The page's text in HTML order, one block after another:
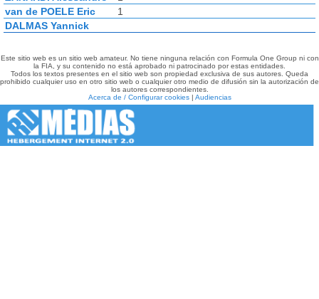
van de POELE Eric
1
DALMAS Yannick
Este sitio web es un sitio web amateur. No tiene ninguna relación con Formula One Group ni con
la FIA, y su contenido no está aprobado ni patrocinado por estas entidades.
Todos los textos presentes en el sitio web son propiedad exclusiva de sus autores. Queda
prohibido cualquier uso en otro sitio web o cualquier otro medio de difusión sin la autorización de
los autores correspondientes.
Acerca de / Configurar cookies| Audiencias